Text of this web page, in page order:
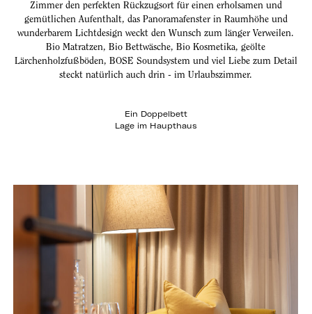
Zimmer den perfekten Rückzugsort für einen erholsamen und
gemütlichen Aufenthalt, das Panoramafenster in Raumhöhe und
wunderbarem Lichtdesign weckt den Wunsch zum länger Verweilen.
Bio Matratzen, Bio Bettwäsche, Bio Kosmetika, geölte
Lärchenholzfußböden, BOSE Soundsystem und viel Liebe zum Detail
steckt natürlich auch drin - im Urlaubszimmer.
Ein Doppelbett
Lage im Haupthaus